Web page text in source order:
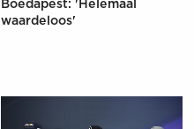
Boedapest: 'Helemaal
waardeloos'